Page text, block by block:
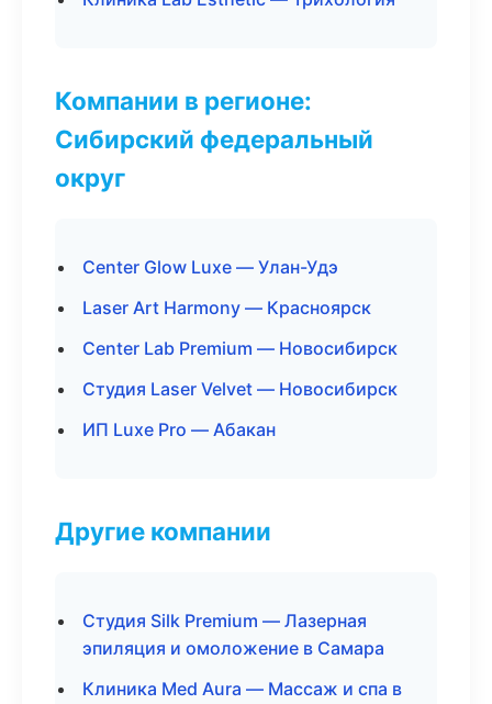
Компании в регионе:
Сибирский федеральный
округ
Center Glow Luxe — Улан-Удэ
Laser Art Harmony — Красноярск
Center Lab Premium — Новосибирск
Студия Laser Velvet — Новосибирск
ИП Luxe Pro — Абакан
Другие компании
Студия Silk Premium — Лазерная
эпиляция и омоложение в Самара
Клиника Med Aura — Массаж и спа в